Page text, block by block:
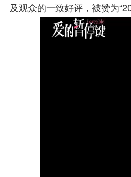
及观众的一致好评，被赞为